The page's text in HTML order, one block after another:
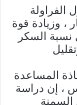
الفراولة
وزيادة قوة
نسبة السكر
المساعدة
، إن دراسة
من السمنة